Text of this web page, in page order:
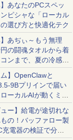
】あなたのPCスペッ
ピシャな「ローカル
選び方と快適化テク
】あぢぃ～もう無理
の闘魂タオルから着
ンまで、夏の冷感グ
紹介
ム】OpenClawと
9Bプリインで届い
ーカルAIが動くミニ
Pro」
ュー】給電が途切れな
の！バッファロー製
電器の検証で分か